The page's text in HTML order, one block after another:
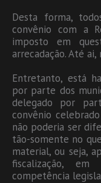
Desta forma,
convênio com a
imposto em
arrecadação. Até
Entretanto, está
por parte dos
delegado por
convênio
não poderia ser
tão-somente no
material, ou seja,
fiscalização,
competência